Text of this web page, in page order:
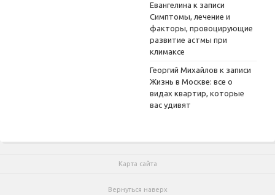
Евангелина к записи
Симптомы, лечение и
факторы, провоцирующие
развитие астмы при
климаксе
Георгий Михайлов к записи
Жизнь в Москве: все о
видах квартир, которые
вас удивят
Карта сайта
Вернуться наверх